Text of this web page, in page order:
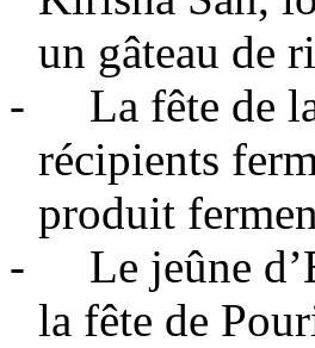
un gâteau de
-
La fête de
récipients
produit
-
Le jeûne
la fête de